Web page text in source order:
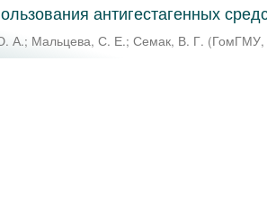
антигестагенных
А.; Мальцева, С. Е.; Семак, В. Г. (ГомГМУ,